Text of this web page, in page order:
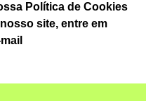
Política de Cookies
site, entre em